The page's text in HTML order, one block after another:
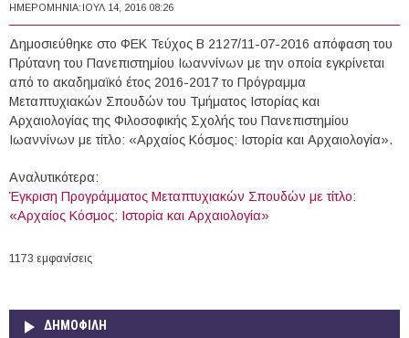
ΗΜΕΡΟΜΗΝΊΑ: ΙΟΥΛ 14, 2016 08:26
Δημοσιεύθηκε στο ΦΕΚ Τεύχος Β 2127/11-07-2016 απόφαση του
Πρύτανη του Πανεπιστημίου Ιωαννίνων με την οποία εγκρίνεται
από το ακαδημαϊκό έτος 2016-2017 το Πρόγραμμα
Μεταπτυχιακών Σπουδών του Τμήματος Ιστορίας και
Αρχαιολογίας της Φιλοσοφικής Σχολής του Πανεπιστημίου
Ιωαννίνων με τίτλο: «Αρχαίος Κόσμος: Ιστορία και Αρχαιολογία».
Αναλυτικότερα:
Έγκριση Προγράμματος Μεταπτυχιακών Σπουδών με τίτλο:
«Αρχαίος Κόσμος: Ιστορία και Αρχαιολογία»
1173 εμφανίσεις
ΔΗΜΟΦΙΛΗ